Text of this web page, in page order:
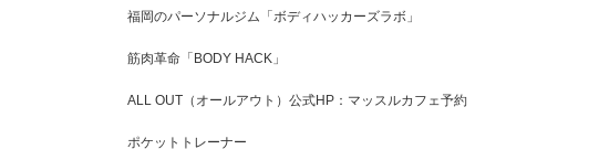
福岡のパーソナルジム「ボディハッカーズラボ」
筋肉革命「BODY HACK」
ALL OUT（オールアウト）公式HP：マッスルカフェ予約
ポケットトレーナー